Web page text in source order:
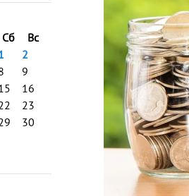
Сб
Вс
2
9
16
23
30